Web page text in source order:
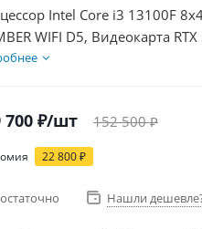
Intel Core i3 13100F
WIFI D5, Видеокарта
+ HDD 2Тб, БП 600Вт
700 ₽/шт 152 500₽
22 800₽
Нашли